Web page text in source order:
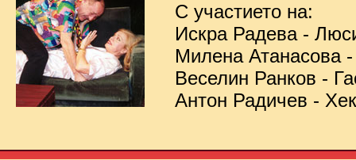
С участието на:
Искра Радева -
Милена Атанасова
Веселин Ранков -
Антон Радичев -